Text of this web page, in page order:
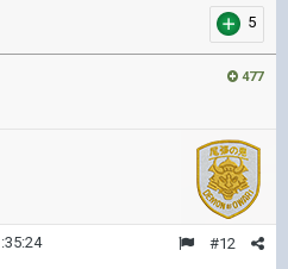
5
477
#12